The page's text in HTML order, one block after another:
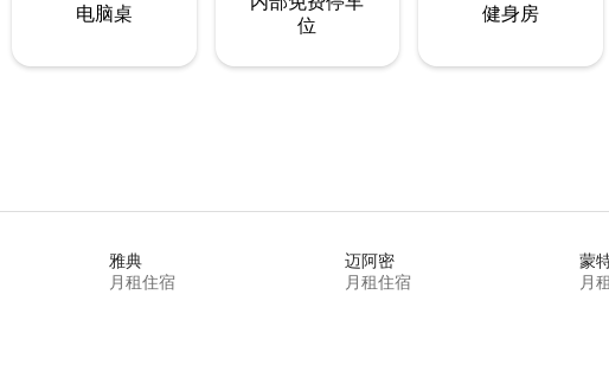
电脑桌
位
健身房
雅典
月租住宿
迈阿密
月租住宿
蒙
月